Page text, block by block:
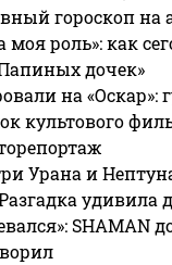
гороскоп на
моя роль»: как
дочек»
на «Оскар»:
культового
Урана и
удивила
SHAMAN